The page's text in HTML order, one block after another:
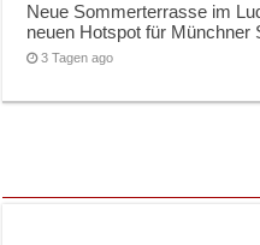
Neue Sommerterrasse im
neuen Hotspot für Münchner
3 Tagen ago